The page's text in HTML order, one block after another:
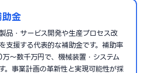
助金
品・サービス開発や生産プロセス改
支援する代表的な補助金です。補助率
〜数千万円で、機械装置・システム
。事業計画の革新性と実現可能性が採